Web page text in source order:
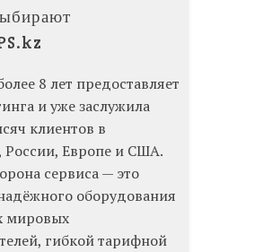
8 лет предоставляет
и уже заслужила
клиентов в
России, Европе и США.
сервиса — это
оборудования
мировых
гибкой тарифной